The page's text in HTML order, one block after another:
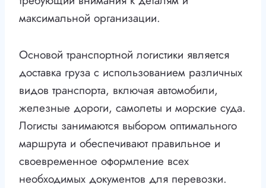
максимальной организации.
Основой транспортной логистики является
доставка груза с использованием различных
видов транспорта, включая автомобили,
железные дороги, самолеты и морские суда.
Логисты занимаются выбором оптимального
маршрута и обеспечивают правильное и
своевременное оформление всех
необходимых документов для перевозки.